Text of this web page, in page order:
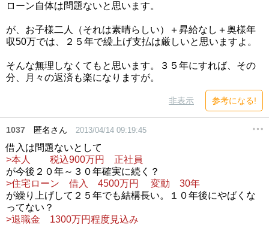
ローン自体は問題ないと思います。
が、お子様二人（それは素晴らしい）＋昇給なし＋奥様年
収50万では、２５年で繰上げ支払は厳しいと思いますよ。
そんな無理しなくてもと思います。３５年にすれば、その
分、月々の返済も楽になりますが。
非表示 参考になる!
1037 匿名さん 2013/04/14 09:19:45
借入は問題ないとして
>本人 税込900万円 正社員
が今後２０年～３０年確実に続く？
>住宅ローン 借入 4500万円 変動 30年
が繰り上げして２５年でも結構長い。１０年後にやばくな
ってない？
>退職金 1300万円程度見込み